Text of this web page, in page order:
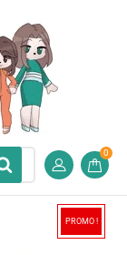
0
PROMO !